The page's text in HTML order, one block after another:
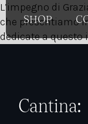
main
SHOP
L’impegno di
che presentiamo
dedicate a questo
Cantina: